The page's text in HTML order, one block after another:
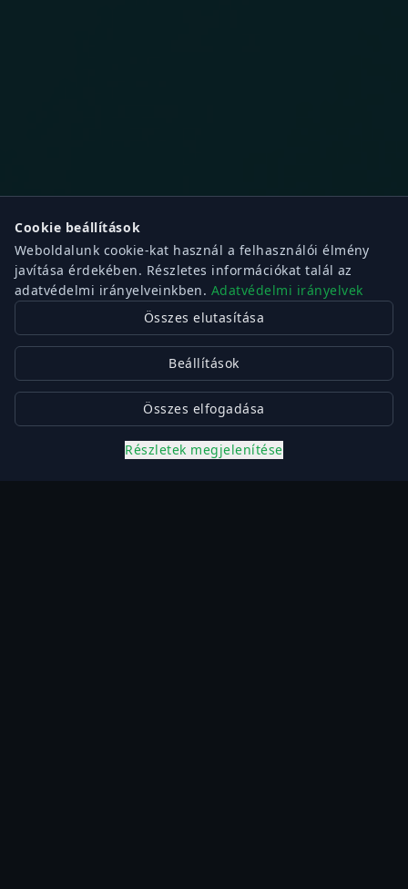
Cookie beállítások
Weboldalunk cookie-kat használ a felhasználói élmény
javítása érdekében. Részletes információkat talál az
adatvédelmi irányelveinkben. Adatvédelmi irányelvek
Összes elutasítása
Beállítások
Összes elfogadása
Részletek megjelenítése